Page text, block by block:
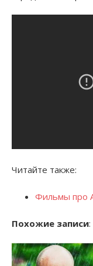
Читайте также:
Фильмы про
Похожие записи: